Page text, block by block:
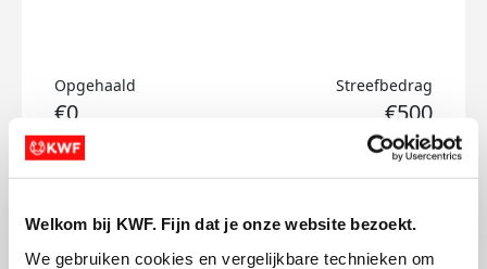
Welkom bij KWF. Fijn dat je onze website bezoekt.
We gebruiken cookies en vergelijkbare technieken om
Opgehaald
€0
Streefbedrag
€500
Doneer
Kirsten's badges